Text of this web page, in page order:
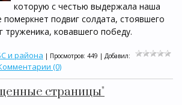
которую с честью выдержала наша
померкнет подвиг солдата, стоявшего
труженика, ковавшего победу.
и района | Просмотров: 449 | Добавил:
(0)
страницы"